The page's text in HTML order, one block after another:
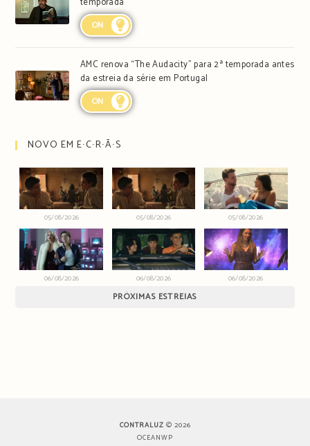
ON
AMC renova “The Audacity” para 2ª temporada antes
da estreia da série em Portugal
ON
NOVO EM E∙C∙R∙Ã∙S
05/08/2026 05/08/2026 05/08/2026
06/08/2026 06/08/2026 06/08/2026
PRÓXIMAS ESTREIAS
CONTRALUZ © 2026
OCEANWP